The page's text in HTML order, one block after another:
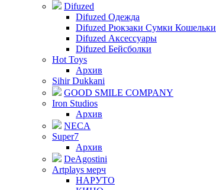
Difuzed
Difuzed Одежда
Difuzed Рюкзаки Сумки Кошельки
Difuzed Аксессуары
Difuzed Бейсболки
Hot Toys
Архив
Sihir Dukkani
GOOD SMILE COMPANY
Iron Studios
Архив
NECA
Super7
Архив
DeAgostini
Artplays мерч
НАРУТО